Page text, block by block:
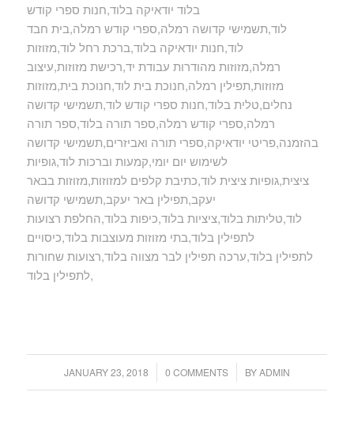
בלוד יודאיקה בלוד,חנות ספרי קודש
לוד,תשמישי קדושה רמלה,ספרי קודש רמלה,בית חבד
לוד,חנות יודאיקה בלוד,ברכת רחל לוד,מזוזות
רמלה,מזוזות מהודרות עבודת יד,רכישת מזוזות,עיצוב
מזוזות,תפילין רמלה,חנוכת בית לוד,חנוכת בית,מזוזות
נחלים,טלית בלוד,חנות ספרי קודש לוד,תשמישי קדושה
רמלה,ספרי קודש רמלה,ספר תורה בלוד,ספר תורה
בהזמנה,פריטי יודאיקה,ספרי תורה ואביזרים,תשמישי קדושה
לשימוש יום יומי,קמעות וברכות לוד,גופיות
ציצית,גופיות ציצית לוד,כתיבת קלפים למזוזות,מזוזות בבאר
יעקב,תפילין באר יעקב,תשמישי קדושה
לוד,טליתות בלוד,ציציות בלוד,כיפות בלוד,החלפת רצועות
לתפילין בלוד,בתי מזוזות מעוצבות בלוד,כיסויים
לתפילין בלוד,ערכה תפילין לבר מצווה בלוד,רצועות שחורות
לתפילין בלוד,
JANUARY 23, 2018
/ 0 COMMENTS
/ BYADMIN